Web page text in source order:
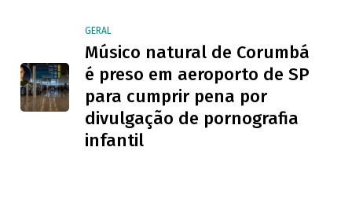
GERAL
Músico natural de Corumbá
é preso em aeroporto de SP
para cumprir pena por
divulgação de pornografia
infantil